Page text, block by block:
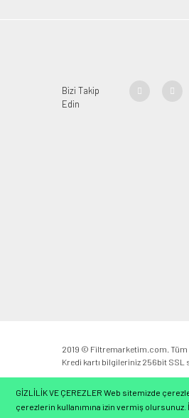
GİZLİLİK VE ÇEREZLER Web sitemizde
çerezlerin kullanımına izin vermiş olursunuz.
Bizi Takip
Edin
2019 © Filtremarketim.com. Tüm
Kredi kartı bilgileriniz 256bit SSL